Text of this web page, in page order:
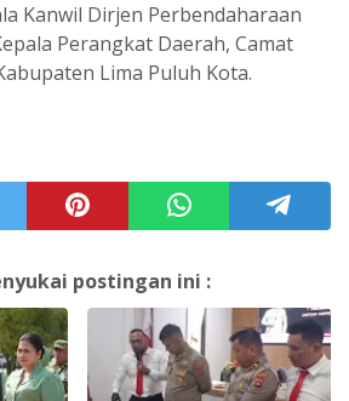
Kanwil Dirjen Perbendaharaan
Perangkat Daerah, Camat
Lima Puluh Kota.
postingan ini :